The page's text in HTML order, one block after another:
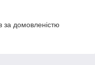
за домовленістю